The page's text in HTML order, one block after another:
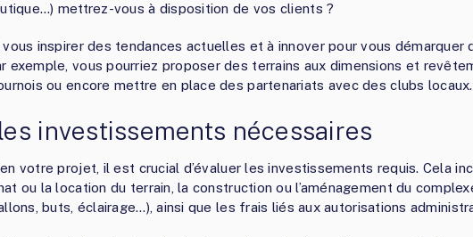
mettrez-vous à disposition de vos clients ?
vous inspirer des tendances actuelles et à innover pour vous démarquer
exemple, vous pourriez proposer des terrains aux dimensions et
ou encore mettre en place des partenariats avec des clubs locaux.
investissements nécessaires
votre projet, il est crucial d’évaluer les investissements requis. Cela
ou la location du terrain, la construction ou l’aménagement du
buts, éclairage…), ainsi que les frais liés aux autorisations